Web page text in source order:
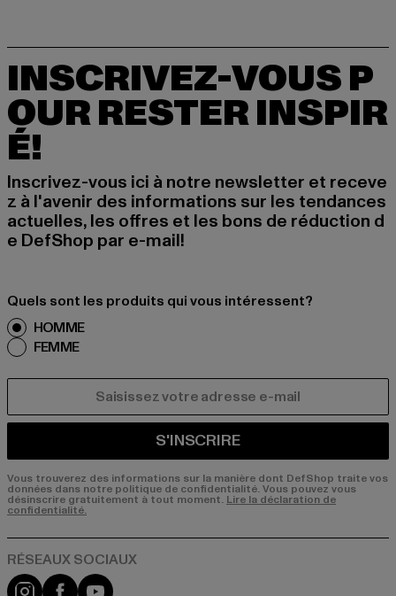
INSCRIVEZ-VOUS P
OUR RESTER INSPIR
É!
Inscrivez-vous ici à notre newsletter et receve
z à l'avenir des informations sur les tendances
actuelles, les offres et les bons de réduction d
e DefShop par e-mail!
Quels sont les produits qui vous intéressent?
HOMME
FEMME
S'INSCRIRE
Vous trouverez des informations sur la manière dont DefShop traite vos
données dans notre politique de confidentialité. Vous pouvez vous
désinscrire gratuitement à tout moment. Lire la déclaration de
confidentialité.
Visit our Instagram page:
Visit our Facebook page:
Visit our YouTube channel: